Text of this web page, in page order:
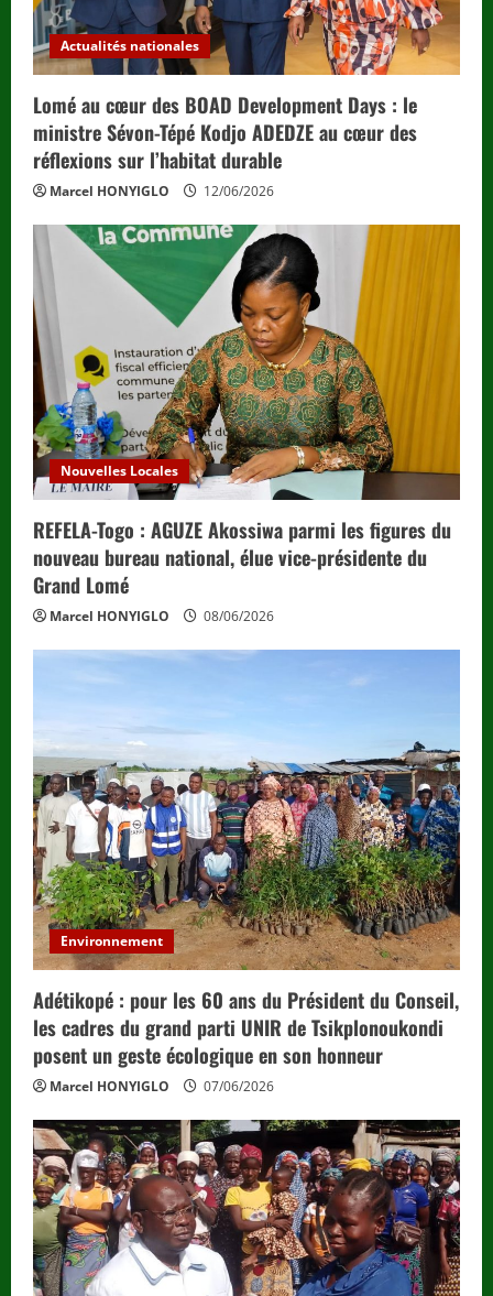
Actualités nationales
Lomé au cœur des BOAD Development Days : le
ministre Sévon-Tépé Kodjo ADEDZE au cœur des
réflexions sur l’habitat durable
Marcel HONYIGLO 12/06/2026
Nouvelles Locales
REFELA-Togo : AGUZE Akossiwa parmi les figures du
nouveau bureau national, élue vice-présidente du
Grand Lomé
Marcel HONYIGLO 08/06/2026
Environnement
Adétikopé : pour les 60 ans du Président du Conseil,
les cadres du grand parti UNIR de Tsikplonoukondi
posent un geste écologique en son honneur
Marcel HONYIGLO 07/06/2026